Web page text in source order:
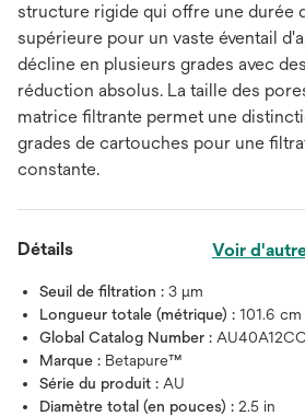
structure rigide qui offre une durée
supérieure pour un vaste éventail
décline en plusieurs grades avec
réduction absolus. La taille des
matrice filtrante permet une
grades de cartouches pour une
constante.
Détails Voir
Seuil de filtration : 3 μm
Longueur totale (métrique) : 101.6 cm
Global Catalog Number : AU40A12CC
Marque : Betapure™
Série du produit : AU
Diamètre total (en pouces) : 2.5 in